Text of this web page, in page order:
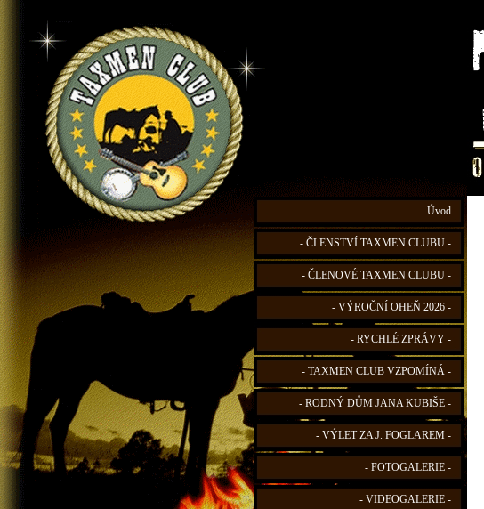
Úvod
- ČLENSTVÍ TAXMEN CLUBU -
- ČLENOVÉ TAXMEN CLUBU -
- VÝROČNÍ OHEŇ 2026 -
- RYCHLÉ ZPRÁVY -
- TAXMEN CLUB VZPOMÍNÁ -
- RODNÝ DŮM JANA KUBIŠE -
- VÝLET ZA J. FOGLAREM -
- FOTOGALERIE -
- VIDEOGALERIE -